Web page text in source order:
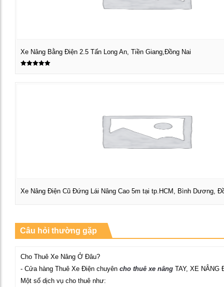
Xe Nâng Bằng Điện 2.5 Tấn Long An, Tiền Giang,Đồng Nai
Xe Nâng Điện Cũ Đứng Lái Nâng Cao 5m tại tp.HCM, Bình Dương,
Câu hỏi thường gặp
Cho Thuê Xe Nâng Ở Đâu?
- Cửa hàng Thuê Xe Điện chuyên cho thuê xe nâng TAY, XE NÂNG
Một số dịch vụ cho thuê như: